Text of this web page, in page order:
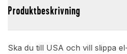
Produktbeskrivning
Ska du till USA och vill slippa